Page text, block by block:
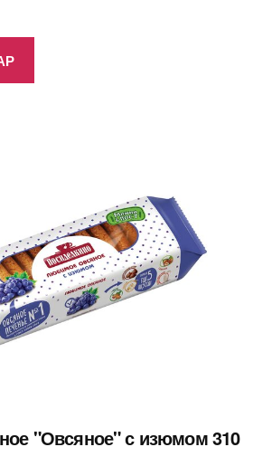
"Овсяное" с изюмом 310